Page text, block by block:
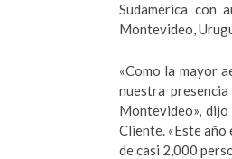
Sudamérica con
Montevideo,
«Como la mayor
nuestra
Montevideo»,
Cliente. «Este año
de casi 2,000